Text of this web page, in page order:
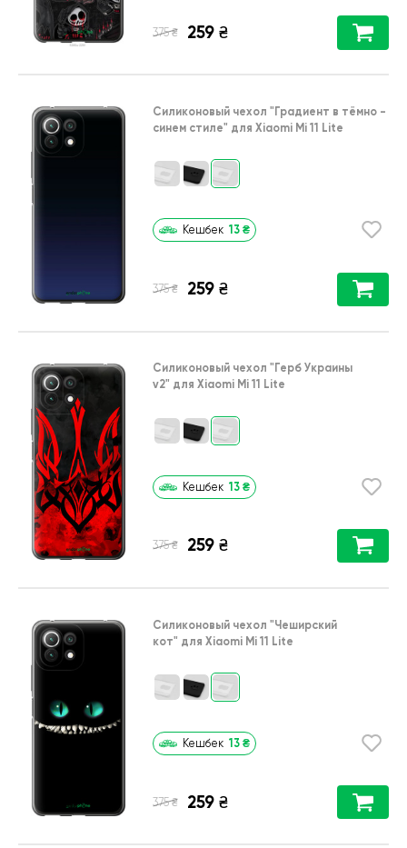
375 ₴ 259 ₴
Силиконовый чехол "Градиент в тёмно -
синем стиле" для Xiaomi Mi 11 Lite
Кешбек 13 ₴
375 ₴ 259 ₴
Силиконовый чехол "Герб Украины
v2" для Xiaomi Mi 11 Lite
Кешбек 13 ₴
375 ₴ 259 ₴
Силиконовый чехол "Чеширский
кот" для Xiaomi Mi 11 Lite
Кешбек 13 ₴
375 ₴ 259 ₴